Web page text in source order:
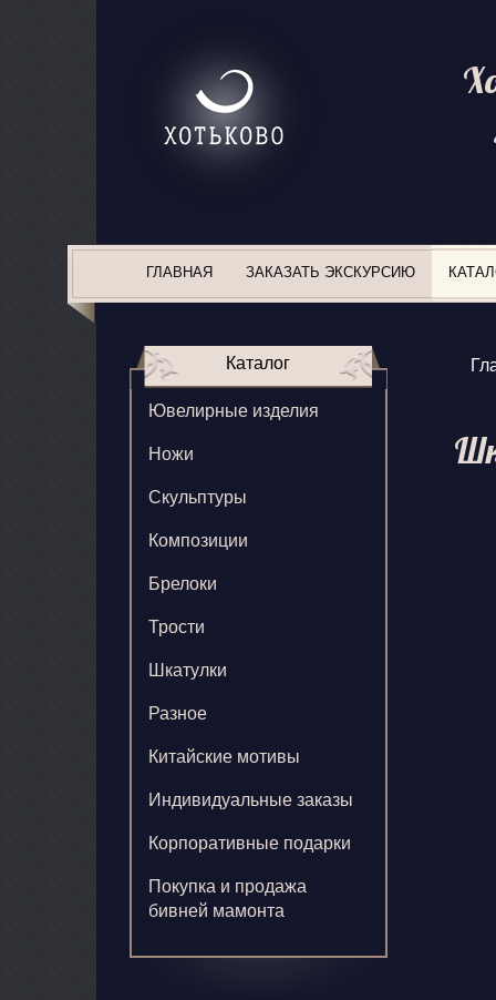
ГЛАВНАЯ ЗАКАЗАТЬ ЭКСКУРСИЮ
Каталог
Ювелирные изделия
Ножи
Скульптуры
Композиции
Брелоки
Трости
Шкатулки
Разное
Китайские мотивы
Индивидуальные заказы
Корпоративные подарки
Покупка и продажа
бивней мамонта